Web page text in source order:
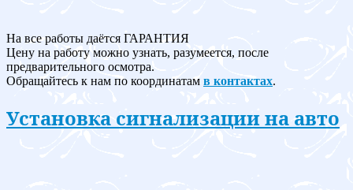
На все работы даётся ГАРАНТИЯ
Цену на работу можно узнать, разумеется, после
предварительного осмотра.
Обращайтесь к нам по координатам в контактах.
Установка сигнализации на авто